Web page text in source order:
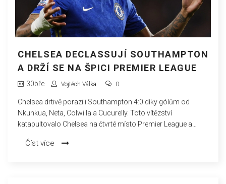
CHELSEA DECLASSUJÍ SOUTHAMPTON
A DRŽÍ SE NA ŠPICI PREMIER LEAGUE
30bře Vojtěch Válka 0
Chelsea drtivě porazili Southampton 4:0 díky gólům od
Nkunkua, Neta, Colwilla a Cucurelly. Toto vítězství
katapultovalo Chelsea na čtvrté místo Premier League a
trápí na dně tabulky s 13-bodovým deficitem na záchranu.
Číst více